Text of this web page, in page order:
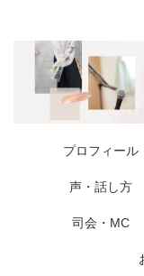
プロフィール
声・話し方
司会・MC